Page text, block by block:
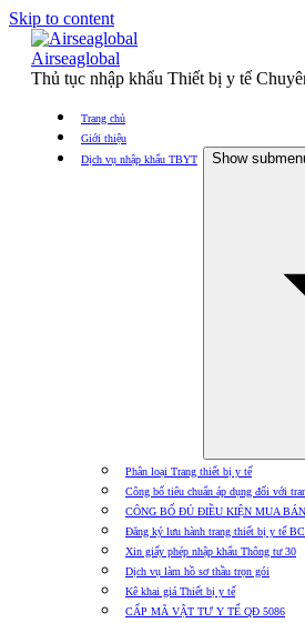
Skip to content
Airseaglobal
Thủ tục nhập khẩu Thiết bị y tế
Trang chủ
Giới thiệu
Dịch vụ nhập khẩu TBYT
Show
Phân loại Trang thiết bị y tế
Công bố tiêu chuẩn áp dụng đối với
CÔNG BỐ ĐỦ ĐIỀU KIỆN MUA
Đăng ký lưu hành trang thiết bị y tế
Xin giấy phép nhập khẩu Thông tư 30
Dịch vụ làm hồ sơ thầu trọn gói
Kê khai giá Thiết bị y tế
CẤP MÃ VẬT TƯ Y TẾ QĐ 5086